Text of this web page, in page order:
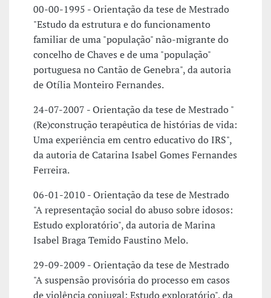
00-00-1995 - Orientação da tese de Mestrado
"Estudo da estrutura e do funcionamento
familiar de uma "população" não-migrante do
concelho de Chaves e de uma "população"
portuguesa no Cantão de Genebra", da autoria
de Otília Monteiro Fernandes.
24-07-2007 - Orientação da tese de Mestrado "
(Re)construção terapêutica de histórias de vida:
Uma experiência em centro educativo do IRS",
da autoria de Catarina Isabel Gomes Fernandes
Ferreira.
06-01-2010 - Orientação da tese de Mestrado
"A representação social do abuso sobre idosos:
Estudo exploratório", da autoria de Marina
Isabel Braga Temido Faustino Melo.
29-09-2009 - Orientação da tese de Mestrado
"A suspensão provisória do processo em casos
de violência conjugal: Estudo exploratório", da